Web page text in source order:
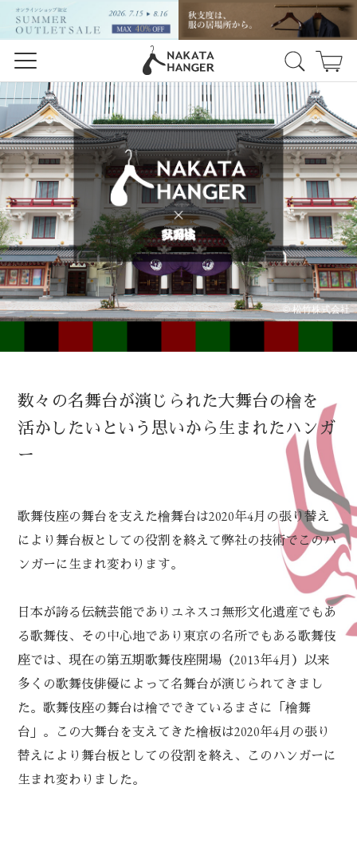
© 松竹株式会社
数々の名舞台が演じられた大舞台の檜を
活かしたいという思いから生まれたハンガ
ー
歌舞伎座の舞台を支えた檜舞台は2020年4月の張り替え
により舞台板としての役割を終えて弊社の技術でこのハ
ンガーに生まれ変わります。
日本が誇る伝統芸能でありユネスコ無形文化遺産でもあ
る歌舞伎、その中心地であり東京の名所でもある歌舞伎
座では、現在の第五期歌舞伎座開場（2013年4月）以来
多くの歌舞伎俳優によって名舞台が演じられてきまし
た。歌舞伎座の舞台は檜でできているまさに「檜舞
台」。この大舞台を支えてきた檜板は2020年4月の張り
替えにより舞台板としての役割を終え、このハンガーに
生まれ変わりました。